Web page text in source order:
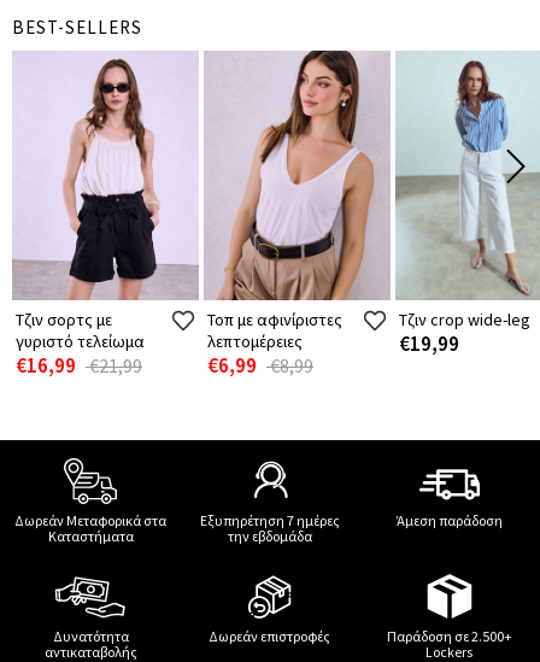
BEST-SELLERS
Τζιν σορτς με
γυριστό τελείωμα
€16,99 €21,99
Τοπ με αφινίριστες
λεπτομέρειες
€6,99 €8,99
Τζιν crop wide-leg
€19,99
Δωρεάν Μεταφορικά στα
Καταστήματα
Εξυπηρέτηση 7 ημέρες
την εβδομάδα
Άμεση παράδοση
Δυνατότητα
αντικαταβολής
Δωρεάν επιστροφές
Παράδοση σε 2.500+
Lockers